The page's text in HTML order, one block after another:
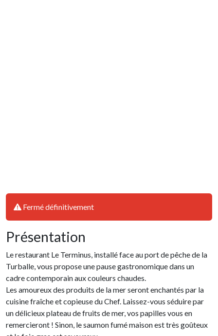
Fermé définitivement
Présentation
Le restaurant Le Terminus, installé face au port de pêche de la
Turballe, vous propose une pause gastronomique dans un
cadre contemporain aux couleurs chaudes.
Les amoureux des produits de la mer seront enchantés par la
cuisine fraîche et copieuse du Chef. Laissez-vous séduire par
un délicieux plateau de fruits de mer, vos papilles vous en
remercieront ! Sinon, le saumon fumé maison est très goûteux